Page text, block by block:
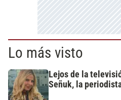
Lo más visto
Lejos de la
Señuk, la